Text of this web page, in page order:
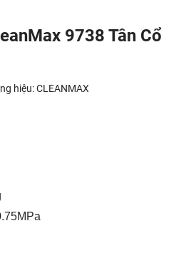
9738 Tân Cổ
hiệu:CLEANMAX